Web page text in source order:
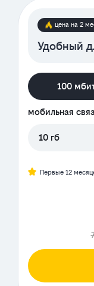
цена на 2
Удобный
100
мобильная
10 гб
Первые 12